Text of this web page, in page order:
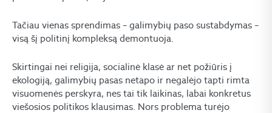
Tačiau vienas sprendimas – galimybių paso sustabdymas –
visą šį politinį kompleksą demontuoja.
Skirtingai nei religija, socialinė klasė ar net požiūris į
ekologiją, galimybių pasas netapo ir negalėjo tapti rimta
visuomenės perskyra, nes tai tik laikinas, labai konkretus
viešosios politikos klausimas. Nors problema turėjo